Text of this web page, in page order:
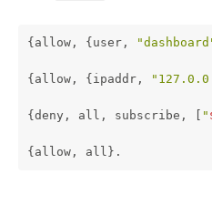
{allow, {user,
{allow, {ipaddr,
{deny, all, subscribe, [ "
{allow, all}.